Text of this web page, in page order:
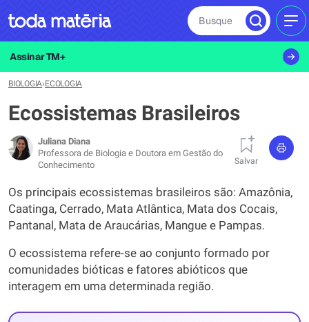
Busque
Assinar TM+
BIOLOGIA›ECOLOGIA
Ecossistemas Brasileiros
Juliana Diana
Professora de Biologia e Doutora em Gestão do
Conhecimento
Salvar
Os principais ecossistemas brasileiros são: Amazônia,
Caatinga, Cerrado, Mata Atlântica, Mata dos Cocais,
Pantanal, Mata de Araucárias, Mangue e Pampas.
O ecossistema refere-se ao conjunto formado por
comunidades bióticas e fatores abióticos que
interagem em uma determinada região.